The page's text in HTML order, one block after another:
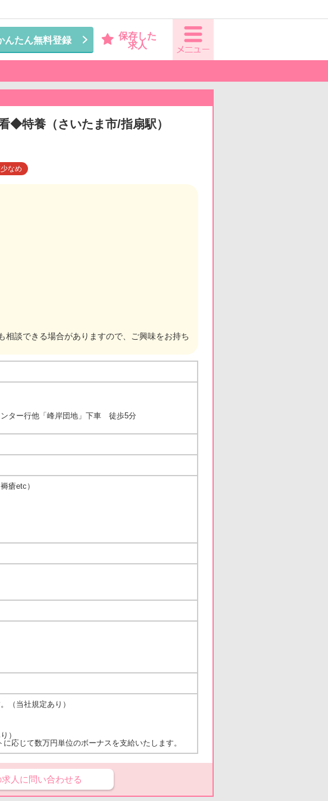
んたん無料登録
保存した
求人
◆特養（さいたま市/指扇駅）
なめ
談できる場合がありますので、ご興味をお持ち
ンター行他「峰岸団地」下車 徒歩5分
瘡etc）
（当社規定あり）
）
応じて数万円単位のボーナスを支給いたします。
求人に問い合わせる